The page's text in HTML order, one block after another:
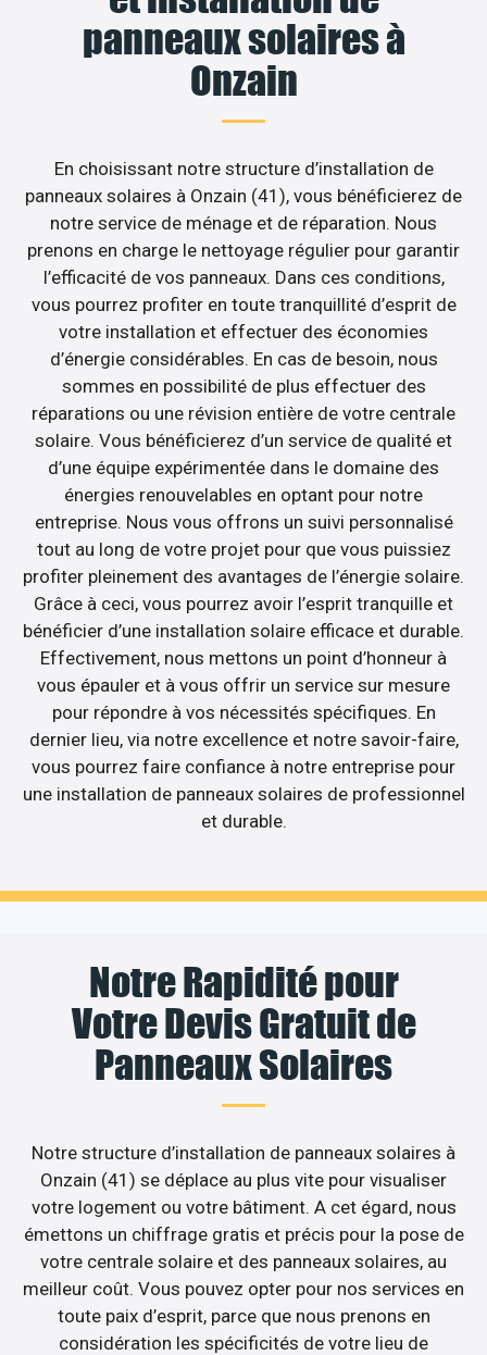
panneaux solaires à
Onzain
En choisissant notre structure d’installation de
panneaux solaires à Onzain (41), vous bénéficierez de
notre service de ménage et de réparation. Nous
prenons en charge le nettoyage régulier pour garantir
l’efficacité de vos panneaux. Dans ces conditions,
vous pourrez profiter en toute tranquillité d’esprit de
votre installation et effectuer des économies
d’énergie considérables. En cas de besoin, nous
sommes en possibilité de plus effectuer des
réparations ou une révision entière de votre centrale
solaire. Vous bénéficierez d’un service de qualité et
d’une équipe expérimentée dans le domaine des
énergies renouvelables en optant pour notre
entreprise. Nous vous offrons un suivi personnalisé
tout au long de votre projet pour que vous puissiez
profiter pleinement des avantages de l’énergie solaire.
Grâce à ceci, vous pourrez avoir l’esprit tranquille et
bénéficier d’une installation solaire efficace et durable.
Effectivement, nous mettons un point d’honneur à
vous épauler et à vous offrir un service sur mesure
pour répondre à vos nécessités spécifiques. En
dernier lieu, via notre excellence et notre savoir-faire,
vous pourrez faire confiance à notre entreprise pour
une installation de panneaux solaires de professionnel
et durable.
Notre Rapidité pour
Votre Devis Gratuit de
Panneaux Solaires
Notre structure d’installation de panneaux solaires à
Onzain (41) se déplace au plus vite pour visualiser
votre logement ou votre bâtiment. A cet égard, nous
émettons un chiffrage gratis et précis pour la pose de
votre centrale solaire et des panneaux solaires, au
meilleur coût. Vous pouvez opter pour nos services en
toute paix d’esprit, parce que nous prenons en
considération les spécificités de votre lieu de